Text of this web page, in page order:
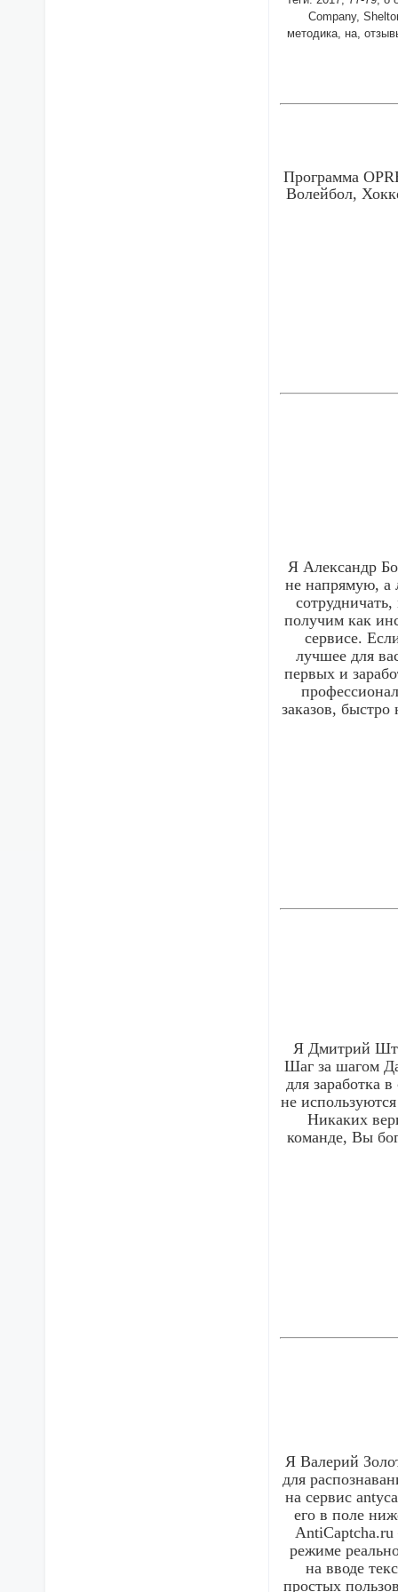
Company,
методика, на,
Программа
Волейбол,
Я Александр
не напрямую, а
получим как
сервисе.
лучшее для
первых и
заказов, быстро
Я Дмитрий
Шаг за шагом
для заработка
не
Никаких
команде, Вы
Я Валерий
для
на сервис
его в поле
AntiCaptcha.ru
режиме
на вводе
простых